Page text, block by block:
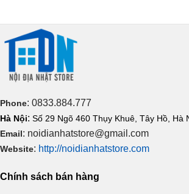
Phone: 0833.884.777
Hà Nội: Số 29 Ngõ 460 Thụy Khuê, Tây Hồ, Hà
Email: noidianhatstore@gmail.com
Website: http://noidianhatstore.com
Chính sách bán hàng